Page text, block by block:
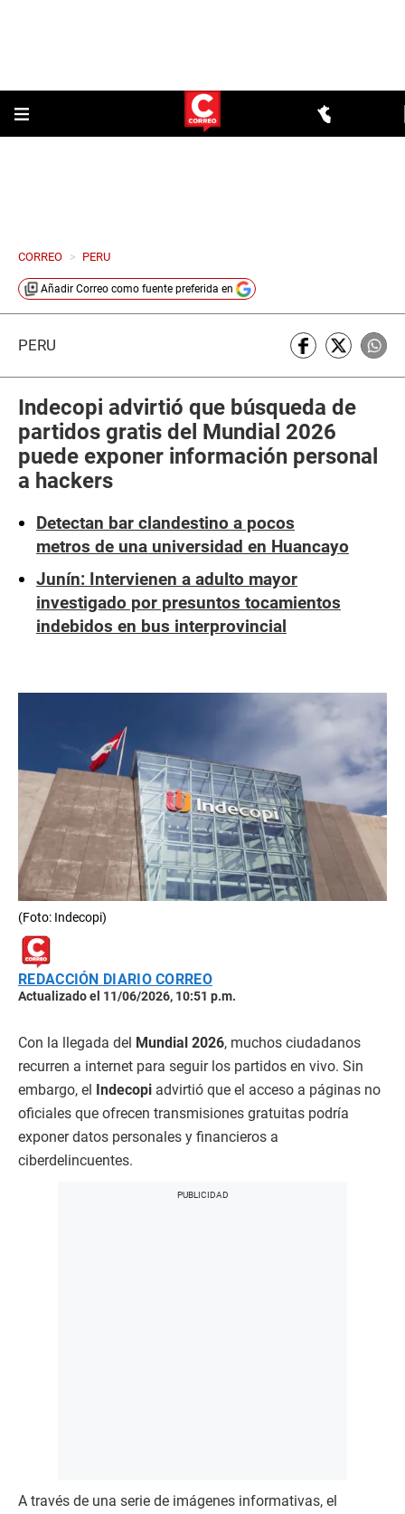
CORREO > PERU
Añadir Correo como fuente preferida en
PERÚ
Indecopi advirtió que búsqueda de
partidos gratis del Mundial 2026
puede exponer información personal
a hackers
Detectan bar clandestino a pocos
metros de una universidad en Huancayo
Junín: Intervienen a adulto mayor
investigado por presuntos tocamientos
indebidos en bus interprovincial
(Foto: Indecopi)
REDACCIÓN DIARIO CORREO
Actualizado el 11/06/2026, 10:51 p.m.
Con la llegada del Mundial 2026, muchos ciudadanos
recurren a internet para seguir los partidos en vivo. Sin
embargo, el Indecopi advirtió que el acceso a páginas no
oficiales que ofrecen transmisiones gratuitas podría
exponer datos personales y financieros a
ciberdelincuentes.
A través de una serie de imágenes informativas, el